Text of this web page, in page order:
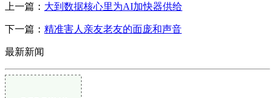
上一篇： 大到数据核心里为AI加快器供给
下一篇： 精准害人亲友老友的面庞和声音
最新新闻